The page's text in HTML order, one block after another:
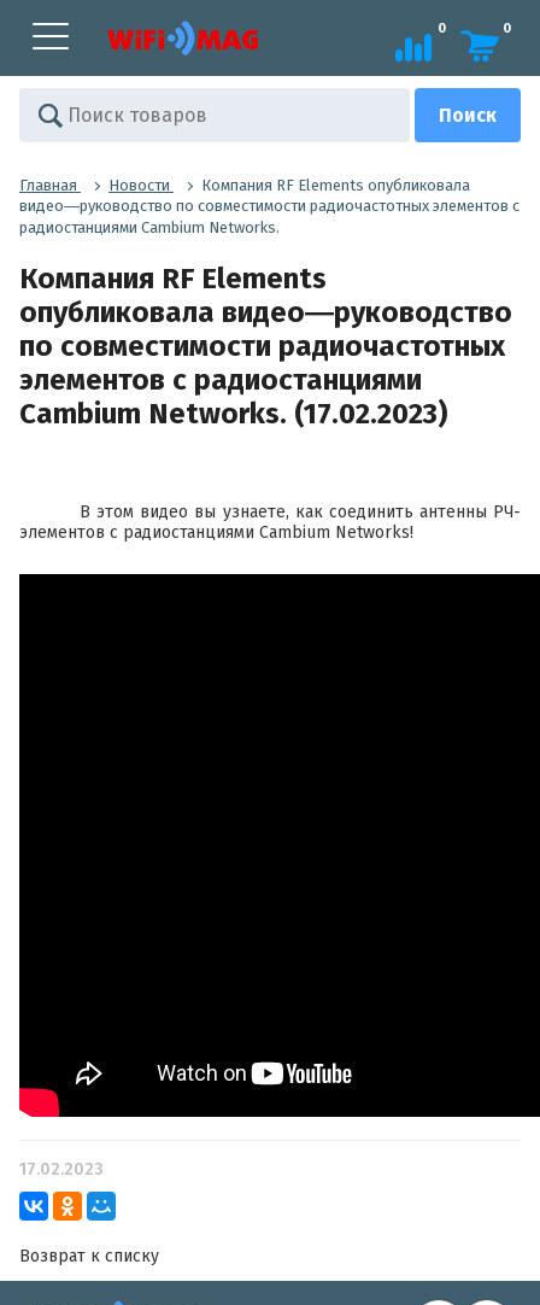
0 0
Главная Новости
Компания RF Elements опубликовала
видео―руководство по совместимости радиочастотных элементов с
радиостанциями Cambium Networks.
Компания RF Elements
опубликовала видео―руководство
по совместимости радиочастотных
элементов с радиостанциями
Cambium Networks. (17.02.2023)
В этом видео вы узнаете, как соединить антенны РЧ-
элементов с радиостанциями Cambium Networks!
17.02.2023
Возврат к списку